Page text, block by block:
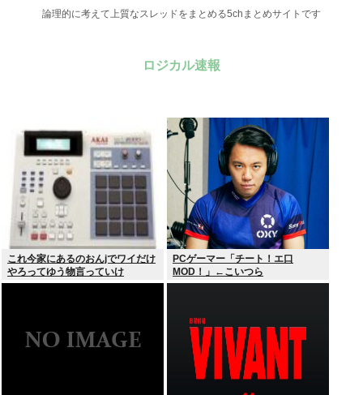
論理的に考えて上質なスレッドをまとめる5chまとめサイトです
ロジカル速報
これ今家にあるのおんjでワイだけ
やろってゆう物言っていけ
PCゲーマー「チート！エ口
MOD！」←こいつら